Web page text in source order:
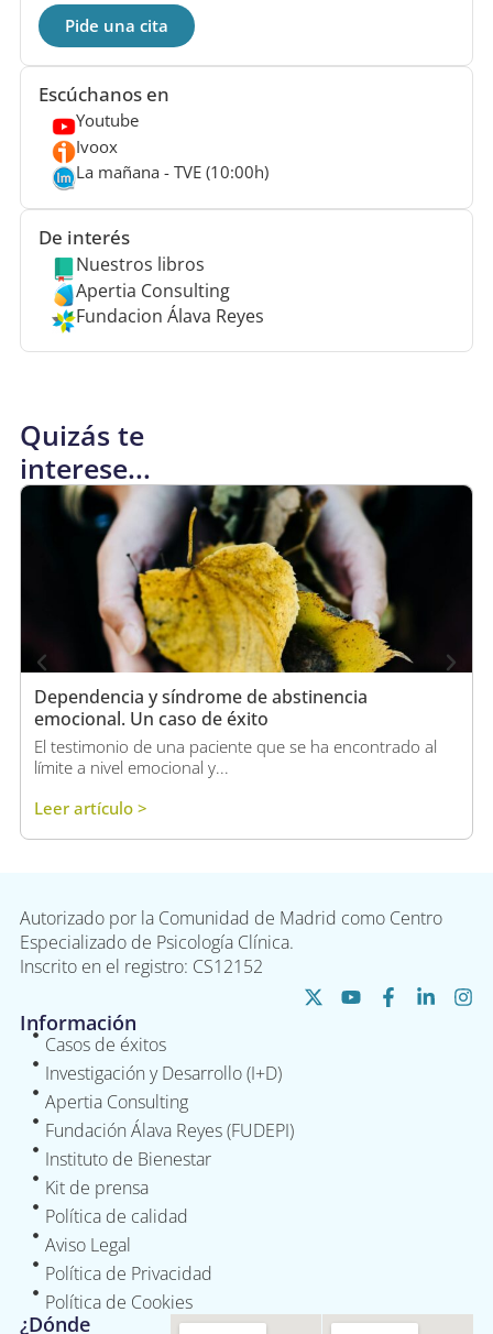
Pide una cita
Escúchanos en
Youtube
Ivoox
La mañana - TVE (10:00h)
De interés
Nuestros libros
Apertia Consulting
Fundacion Álava Reyes
Quizás te
interese...
Dependencia y síndrome de abstinencia
emocional. Un caso de éxito
El testimonio de una paciente que se ha encontrado al
límite a nivel emocional y...
Leer artículo >
Autorizado por la Comunidad de Madrid como Centro
Especializado de Psicología Clínica.
Inscrito en el registro: CS12152
Información
Casos de éxitos
Investigación y Desarrollo (I+D)
Apertia Consulting
Fundación Álava Reyes (FUDEPI)
Instituto de Bienestar
Kit de prensa
Política de calidad
Aviso Legal
Política de Privacidad
Política de Cookies
¿Dónde